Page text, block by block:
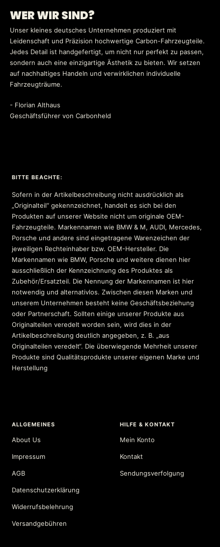
WER WIR SIND?
Unser kleines deutsches Unternehmen produziert mit
Leidenschaft und Präzision hochwertige Carbon-Fahrzeugteile.
Jedes Detail ist handgefertigt, um nicht nur perfekt zu passen,
sondern auch eine einzigartige Ästhetik zu bieten. Wir setzen
auf nachhaltiges Handeln und verwirklichen individuelle
Fahrzeugträume.
- Florian Althaus
Geschäftsführer von Carbonheld
BITTE BEACHTE:
Sofern in der Artikelbeschreibung nicht ausdrücklich als
„Originalteil“ gekennzeichnet, handelt es sich bei den
Produkten auf unserer Website nicht um originale OEM-
Fahrzeugteile. Markennamen wie BMW & M, AUDI, Mercedes,
Porsche und andere sind eingetragene Warenzeichen der
jeweiligen Rechteinhaber bzw. OEM-Hersteller. Die
Markennamen wie BMW, Porsche und weitere dienen hier
ausschließlich der Kennzeichnung des Produktes als
Zubehör/Ersatzteil. Die Nennung der Markennamen ist hier
notwendig und alternativlos. Zwischen diesen Marken und
unserem Unternehmen besteht keine Geschäftsbeziehung
oder Partnerschaft. Sollten einige unserer Produkte aus
Originalteilen veredelt worden sein, wird dies in der
Artikelbeschreibung deutlich angegeben, z. B. „aus
Originalteilen veredelt“. Die überwiegende Mehrheit unserer
Produkte sind Qualitätsprodukte unserer eigenen Marke und
Herstellung
ALLGEMEINES
About Us
Impressum
AGB
Datenschutzerklärung
Widerrufsbelehrung
Versandgebühren
HILFE & KONTAKT
Mein Konto
Kontakt
Sendungsverfolgung